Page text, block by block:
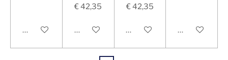
In winkelwagen
€ 42,35
In winkelwagen
€ 42,35
In winkelwagenIn